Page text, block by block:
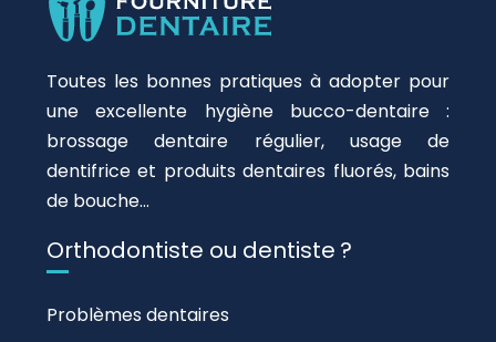
Toutes les bonnes pratiques à adopter pour
une excellente hygiène bucco-dentaire :
brossage dentaire régulier, usage de
dentifrice et produits dentaires fluorés, bains
de bouche…
Orthodontiste ou dentiste ?
Problèmes dentaires